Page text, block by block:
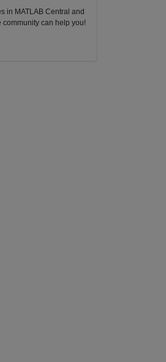
in MATLAB Central and
community can help you!